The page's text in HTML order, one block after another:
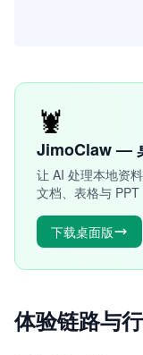
🦞
JimoClaw —
让 AI 处理本地资
文档、表格与 PPT
下载桌面版
体验链路与